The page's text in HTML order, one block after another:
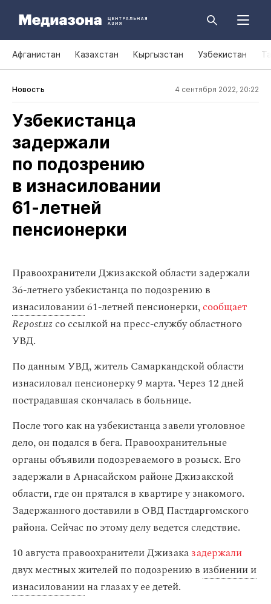
Афганистан Казахстан Кыргызстан Узбекистан
Новость 4 сентября 2022, 20:22
Узбекистанца
задержали
по подозрению
в изнасиловании
61‑летней
пенсионерки
Правоохранители Джизакской области задержали
36-летнего узбекистанца по подозрению в
изнасиловании61-летней пенсионерки,сообщает
Repost.uzсо ссылкой на пресс-службу областного
УВД.
По данным УВД, житель Самаркандской области
изнасиловал пенсионерку 9 марта. Через 12 дней
пострадавшая скончалась в больнице.
После того как на узбекистанца завели уголовное
дело, он подался в бега. Правоохранительные
органы объявили подозреваемого в розыск. Его
задержали в Арнасайском районе Джизакской
области, где он прятался в квартире у знакомого.
Задержанного доставили в ОВД Пастдаргомского
района. Сейчас по этому делу ведется следствие.
10 августа правоохранители Джизаказадержали
двух местных жителей по подозрению в избиении и
изнасилованиина глазах у ее детей.